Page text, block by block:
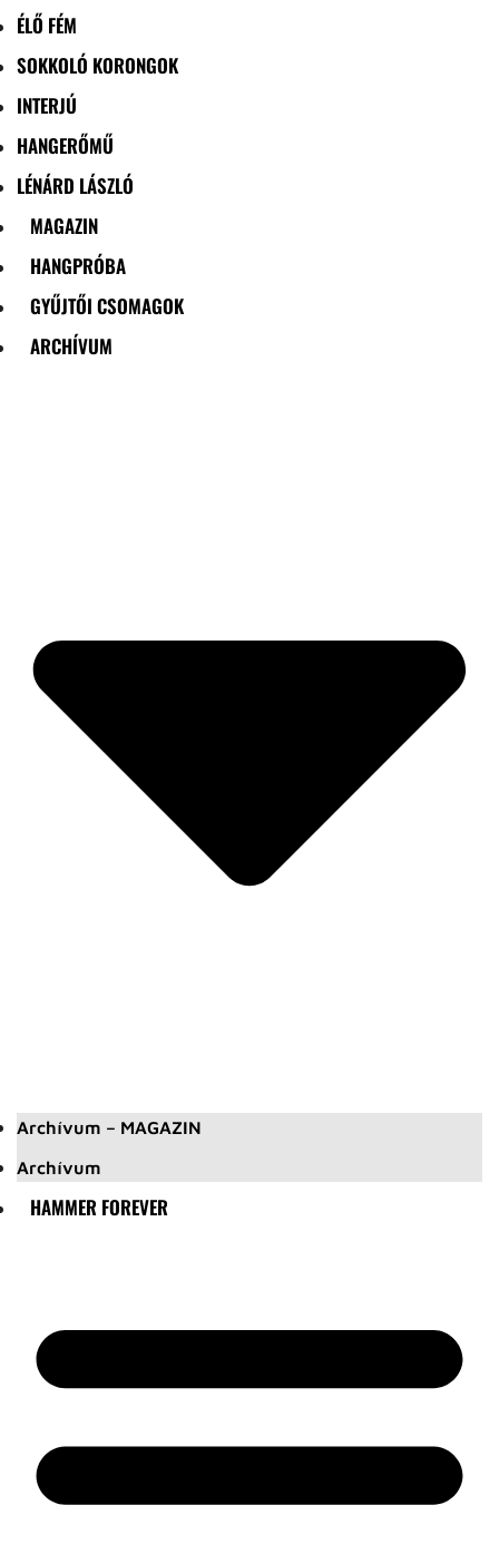
ÉLŐ FÉM
SOKKOLÓ KORONGOK
INTERJÚ
HANGERŐMŰ
LÉNÁRD LÁSZLÓ
MAGAZIN
HANGPRÓBA
GYŰJTŐI CSOMAGOK
ARCHÍVUM
Archívum – MAGAZIN
Archívum
HAMMER FOREVER